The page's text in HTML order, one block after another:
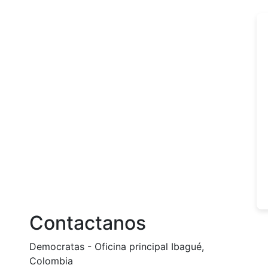
Contactanos
Democratas - Oficina principal Ibagué,
Colombia